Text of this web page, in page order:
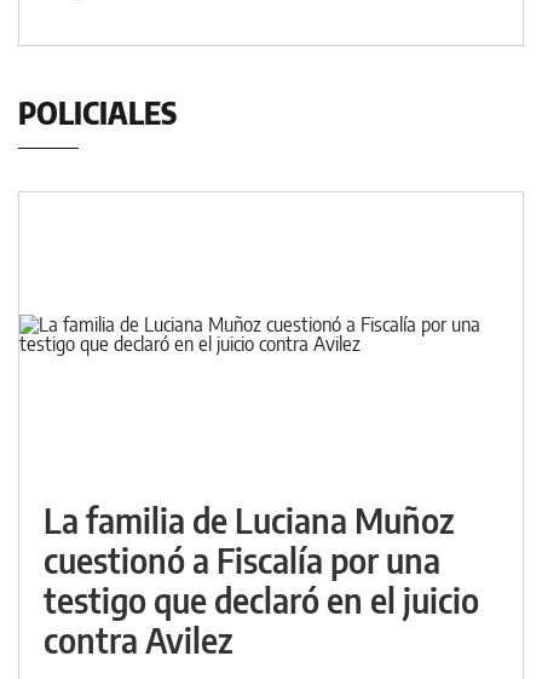
POLICIALES
La familia de Luciana Muñoz
cuestionó a Fiscalía por una
testigo que declaró en el juicio
contra Avilez